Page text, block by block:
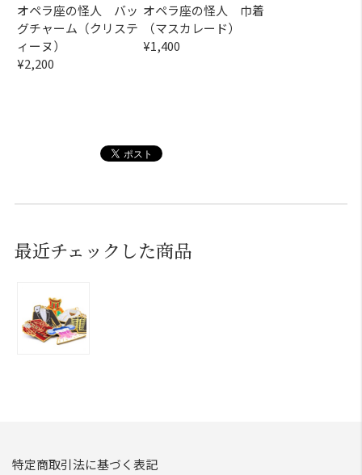
オペラ座の怪人 バッ
グチャーム（クリステ
ィーヌ）
¥2,200
オペラ座の怪人 巾着
（マスカレード）
¥1,400
最近チェックした商品
特定商取引法に基づく表記